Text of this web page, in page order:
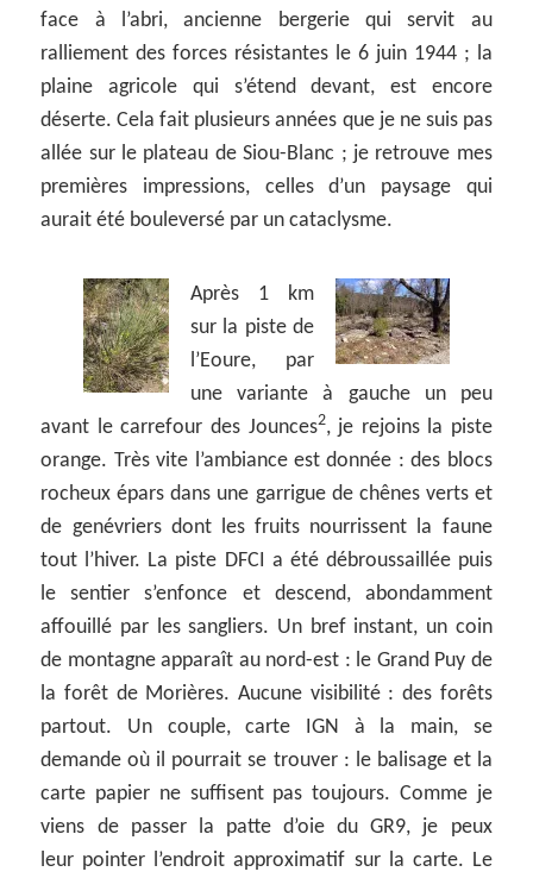
face à l’abri, ancienne bergerie qui servit au
ralliement des forces résistantes le 6 juin 1944 ; la
plaine agricole qui s’étend devant, est encore
déserte. Cela fait plusieurs années que je ne suis pas
allée sur le plateau de Siou-Blanc ; je retrouve mes
premières impressions, celles d’un paysage qui
aurait été bouleversé par un cataclysme.
Après 1 km
sur la piste de
l’Eoure, par
une variante à gauche un peu
avant le carrefour des Jounces2, je rejoins la piste
orange. Très vite l’ambiance est donnée : des blocs
rocheux épars dans une garrigue de chênes verts et
de genévriers dont les fruits nourrissent la faune
tout l’hiver. La piste DFCI a été débroussaillée puis
le sentier s’enfonce et descend, abondamment
affouillé par les sangliers. Un bref instant, un coin
de montagne apparaît au nord-est : le Grand Puy de
la forêt de Morières. Aucune visibilité : des forêts
partout. Un couple, carte IGN à la main, se
demande où il pourrait se trouver : le balisage et la
carte papier ne suffisent pas toujours. Comme je
viens de passer la patte d’oie du GR9, je peux
leur pointer l’endroit approximatif sur la carte. Le